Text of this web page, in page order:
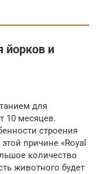
и
для
10 месяцев.
строения
причине «Royal
количество
животного будет